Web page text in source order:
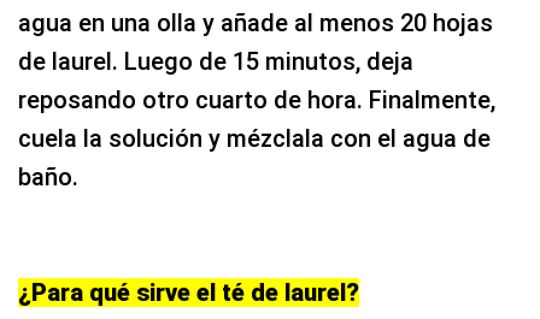
agua en una olla y añade al menos 20 hojas
de laurel. Luego de 15 minutos, deja
reposando otro cuarto de hora. Finalmente,
cuela la solución y mézclala con el agua de
baño.
¿Para qué sirve el té de laurel?